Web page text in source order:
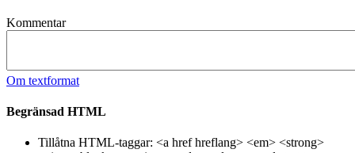
Kommentar
Om textformat
Begränsad HTML
Tillåtna HTML-taggar: <a href hreflang> <em> <strong>